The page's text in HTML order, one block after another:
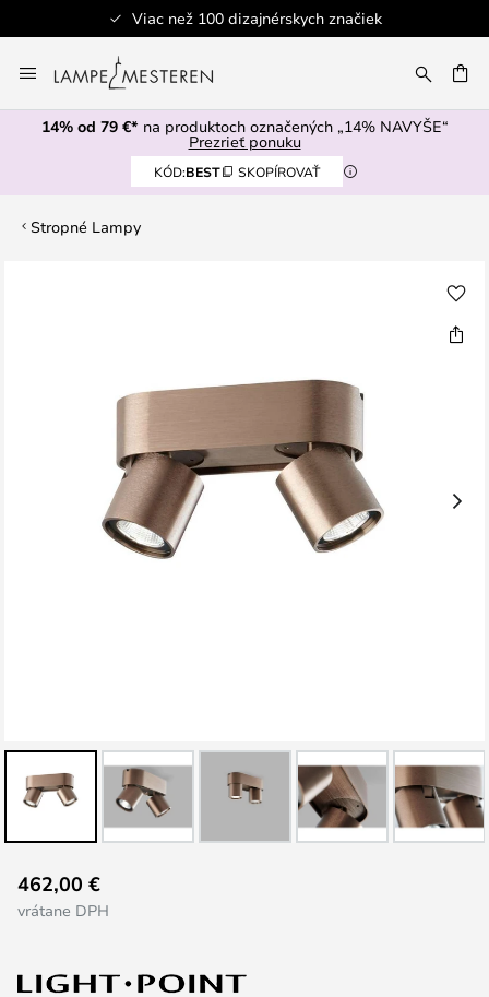
Viac než 100 dizajnérskych značiek
to
Content
14% od 79 €* na produktoch označených „14% NAVYŠE“
Prezrieť ponuku
KÓD:BEST SKOPÍROVAŤ
Stropné Lampy
na
začiatok
obrázkov
462,00 €
vrátane DPH